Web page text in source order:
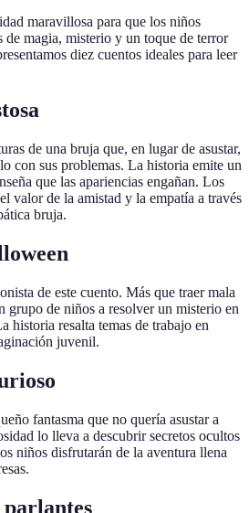
maravillosa para que los niños
de magia, misterio y un toque de terror
diez cuentos ideales para leer
de una bruja que, en lugar de asustar,
con sus problemas. La historia emite un
que las apariencias engañan. Los
valor de la amistad y la empatía a través
bruja.
de este cuento. Más que traer mala
grupo de niños a resolver un misterio en
historia resalta temas de trabajo en
juvenil.
fantasma que no quería asustar a
lo lleva a descubrir secretos ocultos
niños disfrutarán de la aventura llena
parlantes